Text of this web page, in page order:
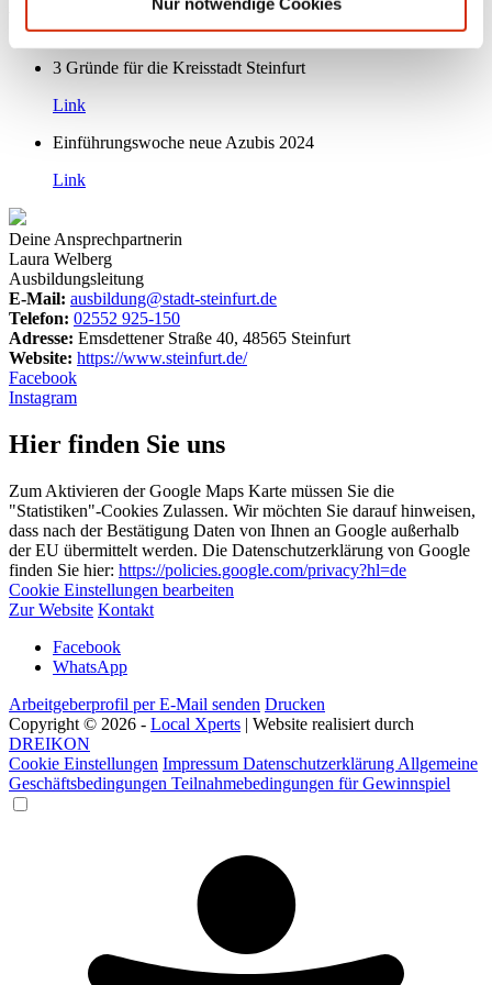
Videos
3 Gründe für die Kreisstadt Steinfurt
Link
Einführungswoche neue Azubis 2024
Link
Deine Ansprechpartnerin
Laura Welberg
Ausbildungsleitung
E-Mail: ausbildung@stadt-steinfurt.de
Telefon: 02552 925-150
Adresse: Emsdettener Straße 40, 48565 Steinfurt
Website: https://www.steinfurt.de/
Facebook
Instagram
Hier finden Sie uns
Zum Aktivieren der Google Maps Karte müssen Sie die
"Statistiken"-Cookies Zulassen. Wir möchten Sie darauf hinweisen,
dass nach der Bestätigung Daten von Ihnen an Google außerhalb
der EU übermittelt werden. Die Datenschutzerklärung von Google
finden Sie hier: https://policies.google.com/privacy?hl=de
Cookie Einstellungen bearbeiten
Zur Website Kontakt
Facebook
WhatsApp
Arbeitgeberprofil per E-Mail senden Drucken
Copyright © 2026 - Local Xperts | Website realisiert durch
DREIKON
Cookie Einstellungen Impressum Datenschutzerklärung Allgemeine
Geschäftsbedingungen Teilnahmebedingungen für Gewinnspiel